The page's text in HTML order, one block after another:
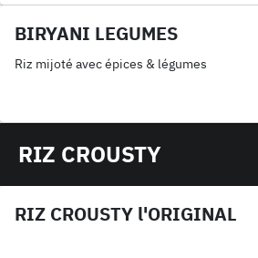
BIRYANI LEGUMES
Riz mijoté avec épices & légumes
RIZ CROUSTY
RIZ CROUSTY l'ORIGINAL